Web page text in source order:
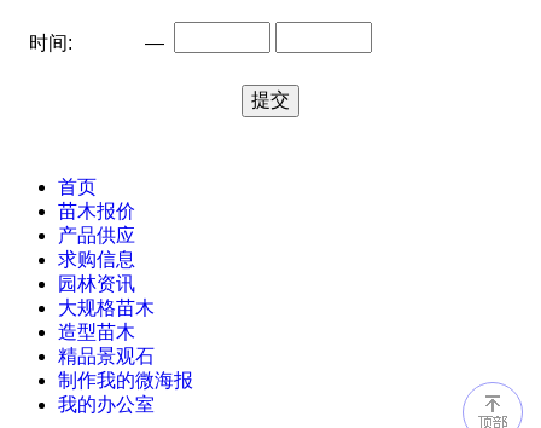
时间: —
首页
苗木报价
产品供应
求购信息
园林资讯
大规格苗木
造型苗木
精品景观石
制作我的微海报
我的办公室